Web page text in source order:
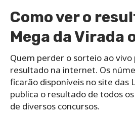
Como ver o
Mega da Virada
Quem perder o sorteio ao
resultado na internet. Os
ficarão disponíveis no site das
publica o resultado de todos
de diversos concursos.